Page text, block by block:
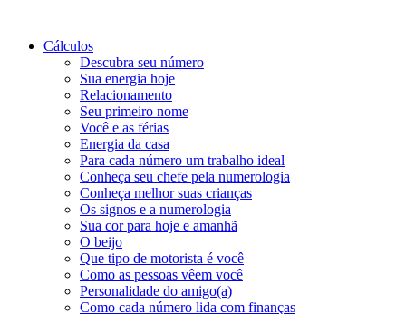
Cálculos
Descubra seu número
Sua energia hoje
Relacionamento
Seu primeiro nome
Você e as férias
Energia da casa
Para cada número um trabalho ideal
Conheça seu chefe pela numerologia
Conheça melhor suas crianças
Os signos e a numerologia
Sua cor para hoje e amanhã
O beijo
Que tipo de motorista é você
Como as pessoas vêem você
Personalidade do amigo(a)
Como cada número lida com finanças